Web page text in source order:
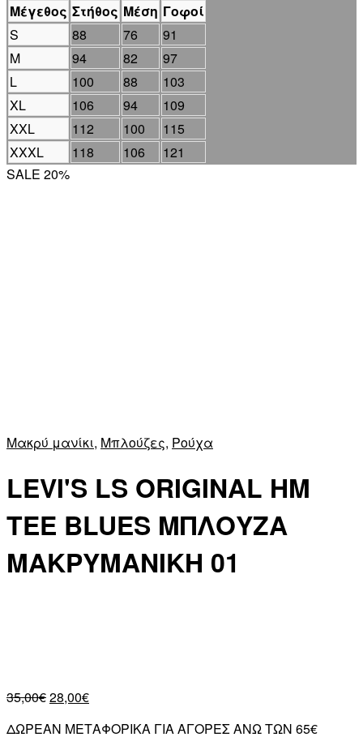
Μέγεθος Στήθος Μέση Γοφοί
S
88 76
91
M
94 82
97
L
100 88
103
XL
106 94
109
XXL
112 100
115
XXXL
118 106
121
SALE 20%
Μακρύ μανίκι, Μπλούζες, Ρούχα
LEVI'S LS ORIGINAL HM
TEE BLUES ΜΠΛΟΥΖΑ
ΜΑΚΡΥΜΑΝΙΚΗ 01
35,00€28,00€
ΔΩΡΕΑΝ ΜΕΤΑΦΟΡΙΚΑ ΓΙΑ ΑΓΟΡΕΣ ΑΝΩ ΤΩΝ 65€